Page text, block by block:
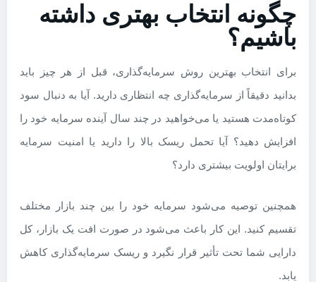
چگونه انتخاب بهتری داشته
باشیم؟
برای انتخاب بهترین روش سرمایه‌گذاری، قبل از هر چیز باید
بدانید دقیقاً از سرمایه‌گذاری چه انتظاری دارید. آیا به دنبال سود
کوتاه‌مدت هستید یا می‌خواهید در چند سال آینده سرمایه خود را
افزایش دهید؟ آیا تحمل ریسک بالا را دارید یا امنیت سرمایه
برایتان اولویت بیشتری دارد؟
همچنین توصیه می‌شود سرمایه خود را بین چند بازار مختلف
تقسیم کنید. این کار باعث می‌شود در صورت افت یک بازار، کل
دارایی شما تحت تأثیر قرار نگیرد و ریسک سرمایه‌گذاری کاهش
یابد.